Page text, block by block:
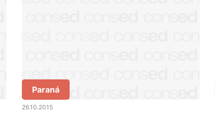
Paraná
26.10.2015